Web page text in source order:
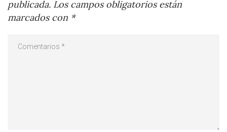
publicada. Los campos obligatorios están
marcados con *